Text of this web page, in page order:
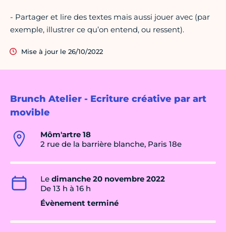
Brunch Atelier - Ecriture créative par art
movible
Môm'artre 18
2 rue de la barrière blanche, Paris 18e
Le dimanche 20 novembre 2022
De 13 h à 16 h
Évènement terminé
- Partager et lire des textes mais aussi jouer avec (par
exemple, illustrer ce qu’on entend, ou ressent).
Mise à jour le 26/10/2022